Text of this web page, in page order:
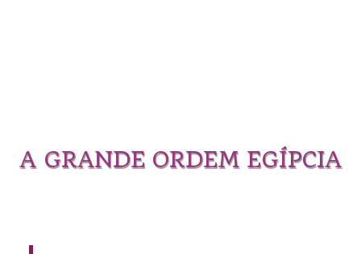
A GRANDE ORDEM EGÍPCIA